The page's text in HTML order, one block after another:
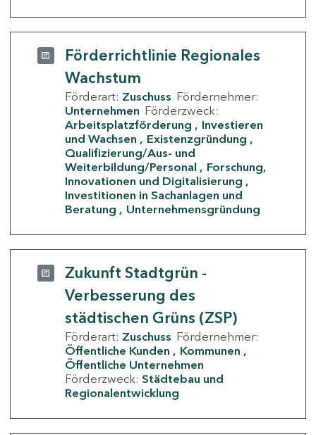
Förderrichtlinie Regionales
Wachstum
Förderart: Zuschuss Fördernehmer:
Unternehmen Förderzweck:
Arbeitsplatzförderung
Investieren
und Wachsen
Existenzgründung
Qualifizierung/Aus- und
Weiterbildung/Personal
Forschung,
Innovationen und Digitalisierung
Investitionen in Sachanlagen und
Beratung
Unternehmensgründung
Zukunft Stadtgrün -
Verbesserung des
städtischen Grüns (ZSP)
Förderart: Zuschuss Fördernehmer:
Öffentliche Kunden
Kommunen
Öffentliche Unternehmen
Förderzweck: Städtebau und
Regionalentwicklung